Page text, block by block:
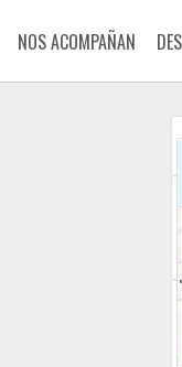
NOS ACOMPAÑAN